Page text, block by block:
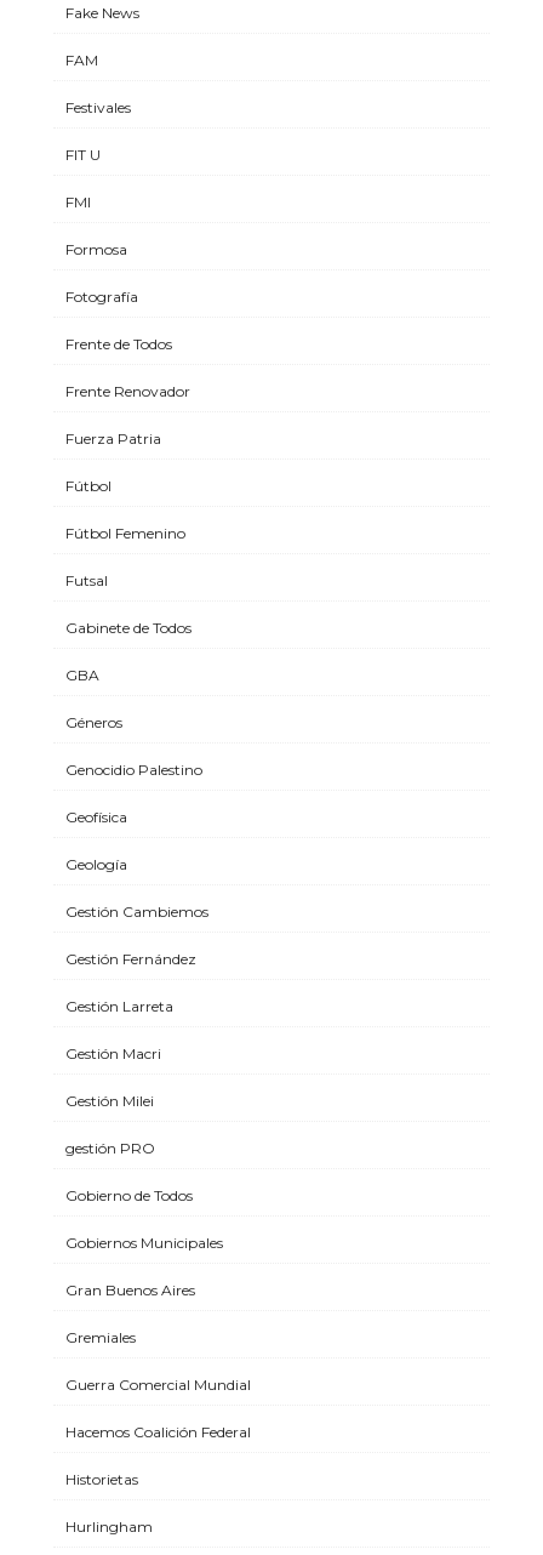
Fake News
FAM
Festivales
FIT U
FMI
Formosa
Fotografía
Frente de Todos
Frente Renovador
Fuerza Patria
Fútbol
Fútbol Femenino
Futsal
Gabinete de Todos
GBA
Géneros
Genocidio Palestino
Geofísica
Geología
Gestión Cambiemos
Gestión Fernández
Gestión Larreta
Gestión Macri
Gestión Milei
gestión PRO
Gobierno de Todos
Gobiernos Municipales
Gran Buenos Aires
Gremiales
Guerra Comercial Mundial
Hacemos Coalición Federal
Historietas
Hurlingham